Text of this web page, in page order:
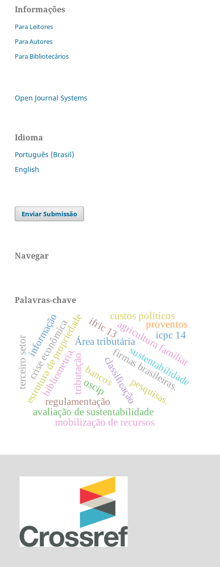
Informações
Para Leitores
Para Autores
Para Bibliotecários
Open Journal Systems
Idioma
Português (Brasil)
English
Enviar Submissão
Navegar
Palavras-chave
classificação
Área tributária
tributação
estrutura de propriedade firmas brasileiras.
avaliação de sustentabilidade
agricultura familiar
bibliometria. bancos
crise econômica
regulamentação pesquisas.
mobilização de recursos
terceiro setor oscip sustentabilidade
custos políticos
ifric 13 icpc 14
proventos
informação